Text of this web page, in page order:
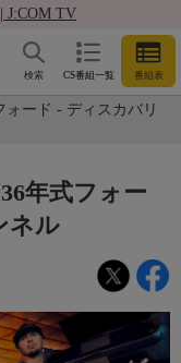
J:COM TV
CS番組一覧 番組表
検索
ォード - ディスカバリ
年式フォー
ネル